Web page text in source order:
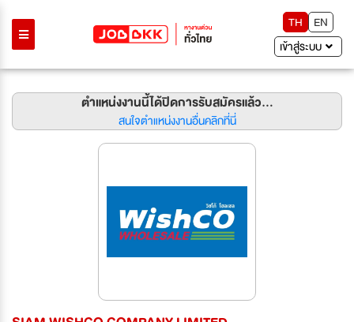
TH
EN
เข้าสู่ระบบ
ตำแหน่งงานนี้ได้ปิดการรับสมัครแล้ว...
สนใจตำแหน่งงานอื่นคลิกที่นี่